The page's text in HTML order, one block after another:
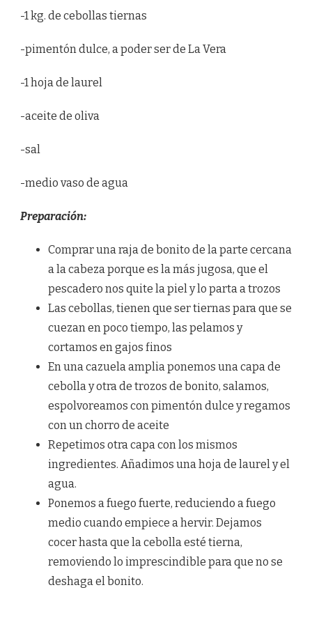
-1 kg. de cebollas tiernas
-pimentón dulce, a poder ser de La Vera
-1 hoja de laurel
-aceite de oliva
-sal
-medio vaso de agua
Preparación:
Comprar una raja de bonito de la parte cercana
a la cabeza porque es la más jugosa, que el
pescadero nos quite la piel y lo parta a trozos
Las cebollas, tienen que ser tiernas para que se
cuezan en poco tiempo, las pelamos y
cortamos en gajos finos
En una cazuela amplia ponemos una capa de
cebolla y otra de trozos de bonito, salamos,
espolvoreamos con pimentón dulce y regamos
con un chorro de aceite
Repetimos otra capa con los mismos
ingredientes. Añadimos una hoja de laurel y el
agua.
Ponemos a fuego fuerte, reduciendo a fuego
medio cuando empiece a hervir. Dejamos
cocer hasta que la cebolla esté tierna,
removiendo lo imprescindible para que no se
deshaga el bonito.